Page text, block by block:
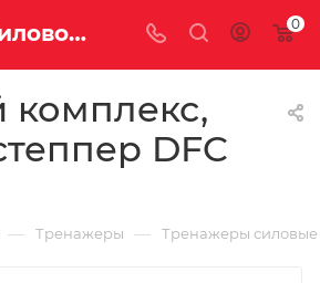
Купить Силовой комплекс, брусья, степпер DFC D7002 за рублей, а со скидкой 0
комплекс,
DFC
— Тренажеры — Тренажеры силовые